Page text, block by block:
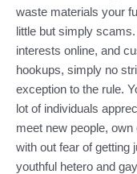
waste materials your
little but simply
interests online, and
hookups, simply no
exception to the rule.
lot of individuals
meet new people,
with out fear of getting
youthful hetero and